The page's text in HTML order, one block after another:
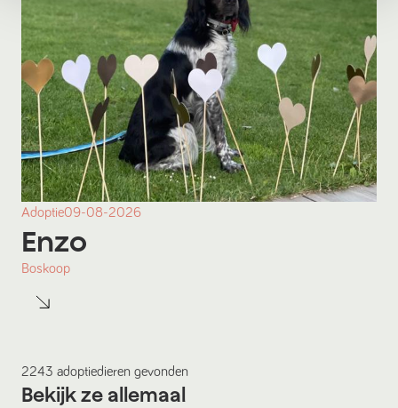
Adoptie09-08-2026
Enzo
Boskoop
2243 adoptiedieren gevonden
Bekijk ze allemaal